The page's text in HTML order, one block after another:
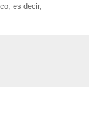
es decir,